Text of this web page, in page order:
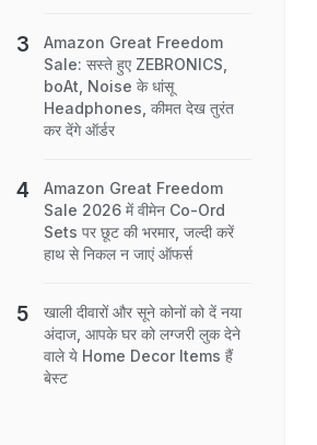
Amazon Great Freedom
Sale: सस्ते हुए ZEBRONICS,
boAt, Noise के धांसू
Headphones, कीमत देख तुरंत
कर देंगे ऑर्डर
Amazon Great Freedom
Sale 2026 में वीमेन Co-Ord
Sets पर छूट की भरमार, जल्दी करें
हाथ से निकल न जाएं ऑफर्स
खाली दीवारों और सूने कोनों को दें नया
अंदाज, आपके घर को लग्जरी लुक देने
वाले ये Home Decor Items हैं
बेस्ट